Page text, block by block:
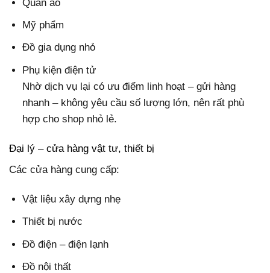
Quần áo
Mỹ phẩm
Đồ gia dụng nhỏ
Phụ kiện điện tử
Nhờ dịch vụ lại có ưu điểm linh hoạt – gửi hàng
nhanh – không yêu cầu số lượng lớn, nên rất phù
hợp cho shop nhỏ lẻ.
Đại lý – cửa hàng vật tư, thiết bị
Các cửa hàng cung cấp:
Vật liệu xây dựng nhẹ
Thiết bị nước
Đồ điện – điện lạnh
Đồ nội thất